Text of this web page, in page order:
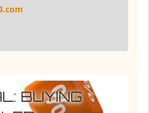
BUYING